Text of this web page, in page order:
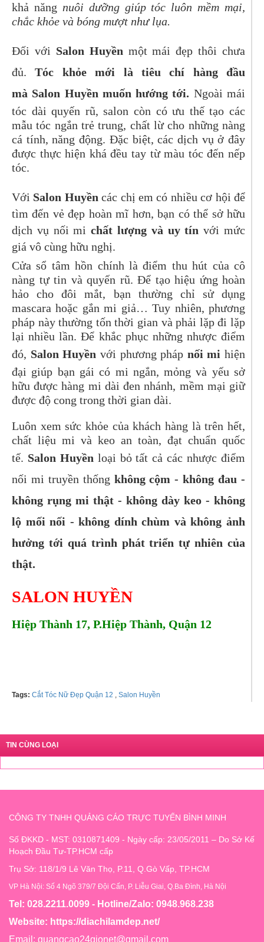
khả năng nuôi dưỡng giúp tóc luôn mềm mại,
chắc khỏe và bóng mượt như lụa.
Đối với Salon Huyền một mái đẹp thôi chưa
đủ.Tóc khỏe mới là tiêu chí hàng đầu
mà Salon Huyền muốn hướng tới. Ngoài mái
tóc dài quyến rũ, salon còn có ưu thế tạo các
mẫu tóc ngắn trẻ trung, chất lừ cho những nàng
cá tính, năng động. Đặc biệt, các dịch vụ ở đây
được thực hiện khá đều tay từ màu tóc đến nếp
tóc.
Với Salon Huyền các chị em có nhiều cơ hội để
tìm đến vẻ đẹp hoàn mĩ hơn, bạn có thể sở hữu
dịch vụ nối mi chất lượng và uy tínvới mức
giá vô cùng hữu nghị.
Cửa sổ tâm hồn chính là điểm thu hút của cô
nàng tự tin và quyến rũ. Để tạo hiệu ứng hoàn
hảo cho đôi mắt, bạn thường chỉ sử dụng
mascara hoặc gắn mi giả… Tuy nhiên, phương
pháp này thường tốn thời gian và phải lặp đi lặp
lại nhiều lần. Để khắc phục những nhược điểm
đó, Salon Huyền với phương pháp nối mi hiện
đại giúp bạn gái có mi ngắn, mỏng và yếu sở
hữu được hàng mi dài đen nhánh, mềm mại giữ
được độ cong trong thời gian dài.
Luôn xem sức khỏe của khách hàng là trên hết,
chất liệu mi và keo an toàn, đạt chuẩn quốc
tế. Salon Huyền loại bỏ tất cả các nhược điểm
nối mi truyền thống không cộm - không đau -
không rụng mi thật - không dày keo - không
lộ mối nối - không dính chùm và không ảnh
hưởng tới quá trình phát triển tự nhiên của
thật.
SALON HUYỀN
Hiệp Thành 17, P.Hiệp Thành, Quận 12
Tags: Cắt Tóc Nữ Đẹp Quận 12 , Salon Huyền
TIN CÙNG LOẠI
CÔNG TY TNHH QUẢNG CÁO TRỰC TUYẾN BÌNH MINH
Số ĐKKD - MST: 0310871409 - Ngày cấp: 23/05/2011 – Do Sở Kế
Hoạch Đầu Tư-TP.HCM cấp
Trụ Sở: 118/1/9 Lê Văn Thọ, P.11, Q.Gò Vấp, TP.HCM
VP Hà Nội: Số 4 Ngõ 379/7 Đội Cấn, P. Liễu Giai, Q.Ba Đình, Hà Nội
Tel: 028.2211.0099 - Hotline/Zalo: 0948.968.238
Website: https://diachilamdep.net/
Email: quangcao24gionet@gmail.com